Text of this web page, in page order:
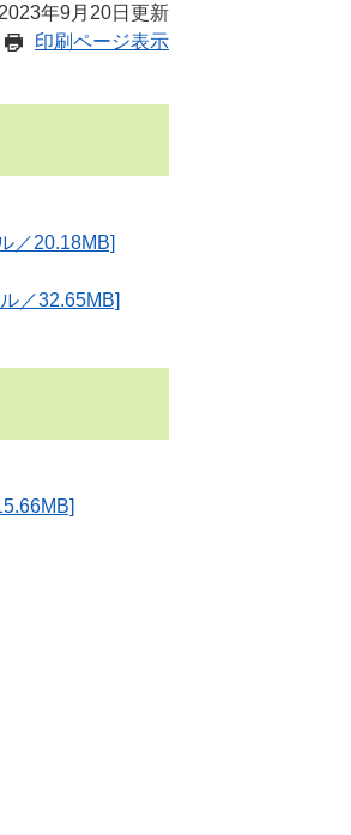
年9月20日更新
印刷ページ表示
／20.18MB]
／32.65MB]